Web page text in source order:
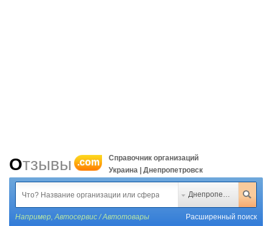
Отзывы .com
Справочник организаций
Украина | Днепропетровск
Днепропетровск
Например,Автосервис / Автотовары Расширенный поиск